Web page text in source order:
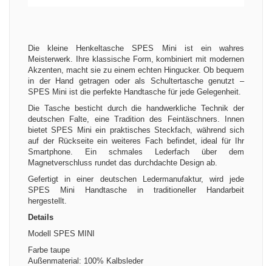
Die kleine Henkeltasche SPES Mini ist ein wahres
Meisterwerk. Ihre klassische Form, kombiniert mit modernen
Akzenten, macht sie zu einem echten Hingucker. Ob bequem
in der Hand getragen oder als Schultertasche genutzt –
SPES Mini ist die perfekte Handtasche für jede Gelegenheit.
Die Tasche besticht durch die handwerkliche Technik der
deutschen Falte, eine Tradition des Feintäschners. Innen
bietet SPES Mini ein praktisches Steckfach, während sich
auf der Rückseite ein weiteres Fach befindet, ideal für Ihr
Smartphone. Ein schmales Lederfach über dem
Magnetverschluss rundet das durchdachte Design ab.
Gefertigt in einer deutschen Ledermanufaktur, wird jede
SPES Mini Handtasche in traditioneller Handarbeit
hergestellt.
Details
Modell SPES MINI
Farbe taupe
Außenmaterial: 100% Kalbsleder